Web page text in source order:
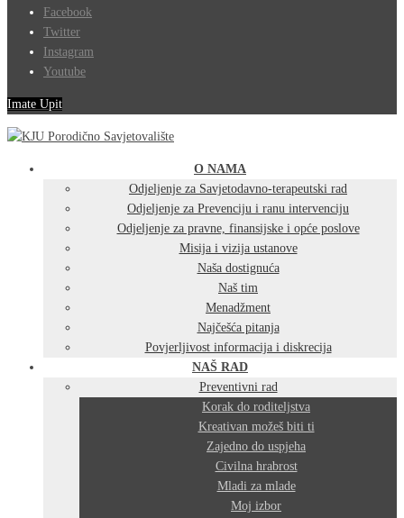
Facebook
Twitter
Instagram
Youtube
Imate Upit
O NAMA
Odjeljenje za Savjetodavno-terapeutski rad
Odjeljenje za Prevenciju i ranu intervenciju
Odjeljenje za pravne, finansijske i opće poslove
Misija i vizija ustanove
Naša dostignuća
Naš tim
Menadžment
Najčešća pitanja
Povjerljivost informacija i diskrecija
NAŠ RAD
Preventivni rad
Korak do roditeljstva
Kreativan možeš biti ti
Zajedno do uspjeha
Civilna hrabrost
Mladi za mlade
Moj izbor